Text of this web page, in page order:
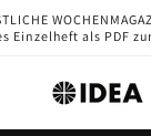
Einzelheft als PDF